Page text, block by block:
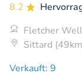
8.2
Fletcher
Sittard
Verkauft: 9